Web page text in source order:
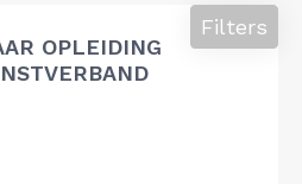
OPLEIDING
Filters